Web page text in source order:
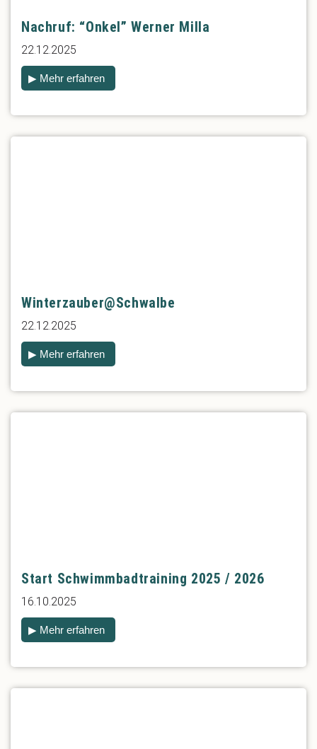
Nachruf: “Onkel” Werner Milla
22.12.2025
▶ Mehr erfahren
Winterzauber@Schwalbe
22.12.2025
▶ Mehr erfahren
Start Schwimmbadtraining 2025 / 2026
16.10.2025
▶ Mehr erfahren